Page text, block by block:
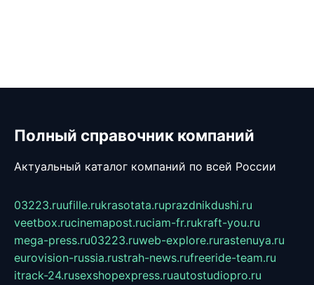
Полный справочник компаний
Актуальный каталог компаний по всей России
03223.ruufille.rukrasotata.ruprazdnikdushi.ru
veetbox.rucinemapost.ruciam-fr.rukraft-you.ru
mega-press.ru03223.ruweb-explore.rurastenuya.ru
eurovision-russia.rustrah-news.rufreeride-team.ru
itrack-24.rusexshopexpress.ruautostudiopro.ru